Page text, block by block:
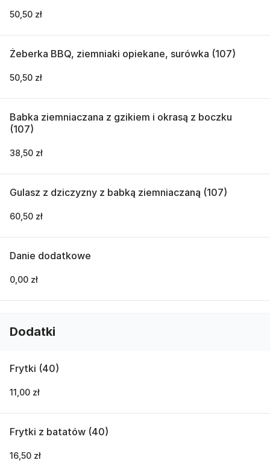
50,50 zł
Żeberka BBQ, ziemniaki opiekane, surówka (107)
50,50 zł
Babka ziemniaczana z gzikiem i okrasą z boczku
(107)
38,50 zł
Gulasz z dziczyzny z babką ziemniaczaną (107)
60,50 zł
Danie dodatkowe
0,00 zł
Dodatki
Frytki (40)
11,00 zł
Frytki z batatów (40)
16,50 zł